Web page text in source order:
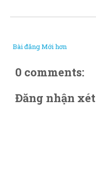
Bài đăng Mới hơn
0 comments:
Đăng nhận xét